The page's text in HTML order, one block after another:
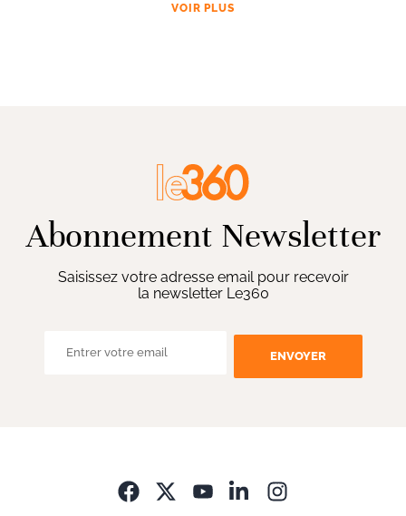
VOIR PLUS
Abonnement Newsletter
Saisissez votre adresse email pour recevoir
la newsletter Le360
ENVOYER